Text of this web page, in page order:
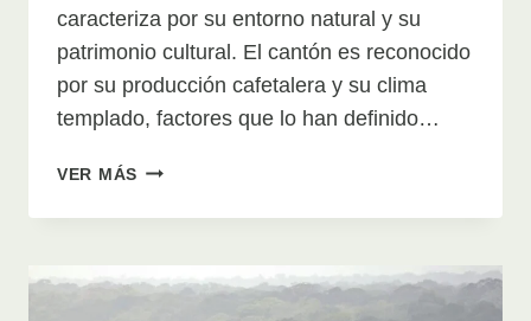
caracteriza por su entorno natural y su
patrimonio cultural. El cantón es reconocido
por su producción cafetalera y su clima
templado, factores que lo han definido…
VER MÁS DESCUBRE
BELLEZA